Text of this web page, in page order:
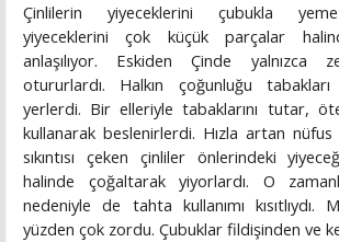
Çinlilerin yiyeceklerini çubukla yeme
yiyeceklerini çok küçük parçalar
anlaşılıyor. Eskiden Çinde yalnızca
otururlardı. Halkın çoğunluğu
yerlerdi. Bir elleriyle tabaklarını tutar,
kullanarak beslenirlerdi. Hızla artan nüfus
sıkıntısı çeken çinliler önlerindeki
halinde çoğaltarak yiyorlardı. O
nedeniyle de tahta kullanımı kısıtlıydı.
yüzden çok zordu. Çubuklar fildişinden ve